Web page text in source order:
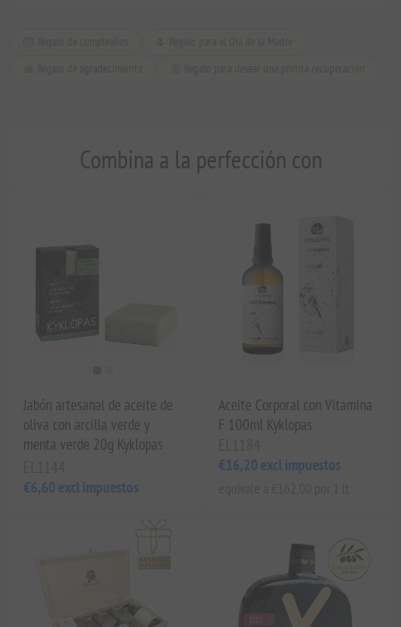
Combina a la perfección con
Jabón artesanal de aceite de
oliva con arcilla verde y
menta verde 20g Kyklopas
€6,60 excl impuestos
Aceite Corporal con Vitamina
F 100ml Kyklopas
€16,20 excl impuestos